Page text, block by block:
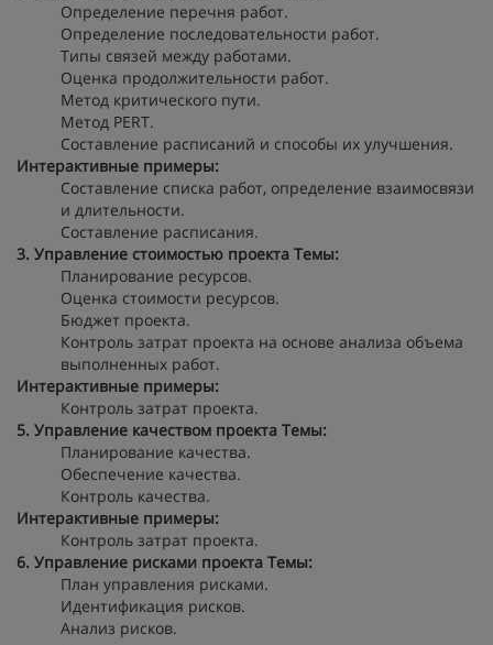
Определение перечня работ.
Определение последовательности работ.
Типы связей между работами.
Оценка продолжительности работ.
Метод критического пути.
Метод PERT.
Составление расписаний и способы их улучшения.
Интерактивные примеры:
Составление списка работ, определение взаимосвязи
и длительности.
Составление расписания.
3. Управление стоимостью проекта Темы:
Планирование ресурсов.
Оценка стоимости ресурсов.
Бюджет проекта.
Контроль затрат проекта на основе анализа объема
выполненных работ.
Интерактивные примеры:
Контроль затрат проекта.
5. Управление качеством проекта Темы:
Планирование качества.
Обеспечение качества.
Контроль качества.
Интерактивные примеры:
Контроль затрат проекта.
6. Управление рисками проекта Темы:
План управления рисками.
Идентификация рисков.
Анализ рисков.